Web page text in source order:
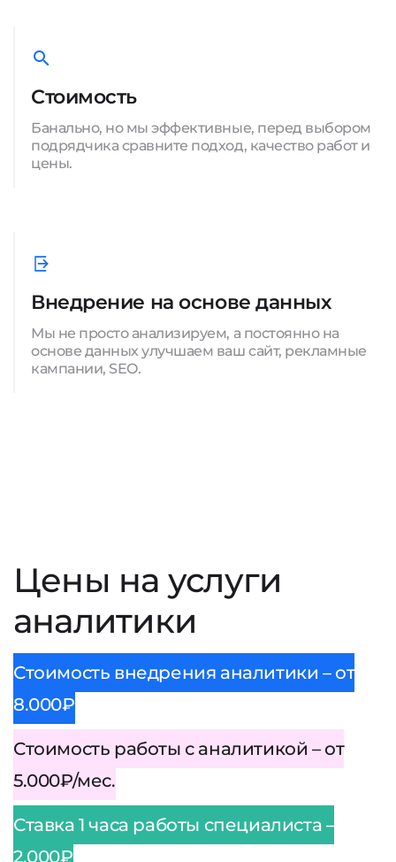
Стоимость
Банально, но мы эффективные, перед выбором
подрядчика сравните подход, качество работ и
цены.
Внедрение на основе данных
Мы не просто анализируем, а постоянно на
основе данных улучшаем ваш сайт, рекламные
кампании, SEO.
Цены на услуги
аналитики
Стоимость внедрения аналитики – от
8.000₽
Стоимость работы с аналитикой – от
5.000₽/мес.
Ставка 1 часа работы специалиста –
2.000₽